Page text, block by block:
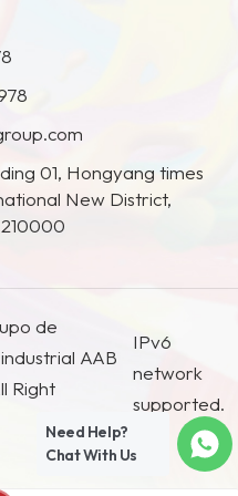
01, Hongyang times
New District,
de
AAB
Right
IPv6
network
supported.
Need Help?
Chat With Us